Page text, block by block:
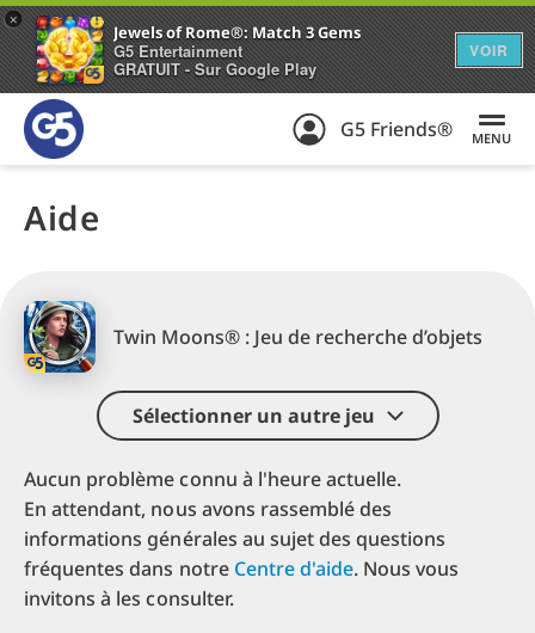
Jewels of Rome®: Match 3 Gems
G5 Entertainment
GRATUIT - Sur Google Play
VOIR
+
G5 Friends® MENU
Aide
Twin Moons® : Jeu de recherche d’objets
Sélectionner un autre jeu
Aucun problème connu à l'heure actuelle.
En attendant, nous avons rassemblé des
informations générales au sujet des questions
fréquentes dans notre Centre d'aide. Nous vous
invitons à les consulter.